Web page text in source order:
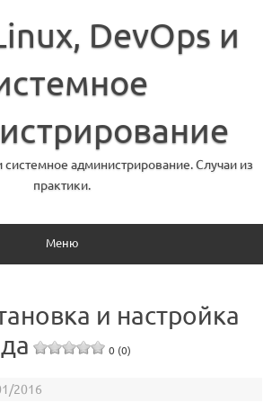
DevOps и
администрирование. Случаи из
практики.
Меню
и настройка
0 (0)
2016